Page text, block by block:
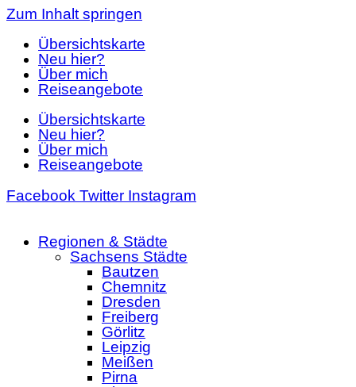
Zum Inhalt springen
Übersichtskarte
Neu hier?
Über mich
Reiseangebote
Übersichtskarte
Neu hier?
Über mich
Reiseangebote
Facebook Twitter Instagram
Regionen & Städte
Sachsens Städte
Bautzen
Chemnitz
Dresden
Freiberg
Görlitz
Leipzig
Meißen
Pirna